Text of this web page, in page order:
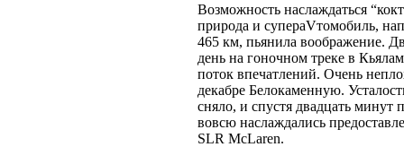
Возможность наслаждаться
природа и супераVтомобиль,
465 км, пьянила воображение.
день на гоночном треке в
поток впечатлений. Очень
декабре Белокаменную.
сняло, и спустя двадцать
вовсю наслаждались
SLR McLaren.